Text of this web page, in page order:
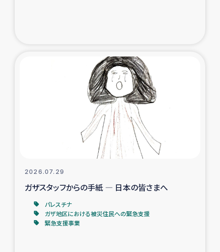
仮設住宅生活支援・農業復興支援
漁業復興支援
インターン・ボランティア日誌
経済自立支援事業
ガザ空爆被災者への食料支援と農家生産支援
ガザ地区における羊の畜産支援
2026.07.29
ガザスタッフからの手紙 ― 日本の皆さまへ
パレスチナ
ガザ地区における被災住民への緊急支援
緊急支援事業